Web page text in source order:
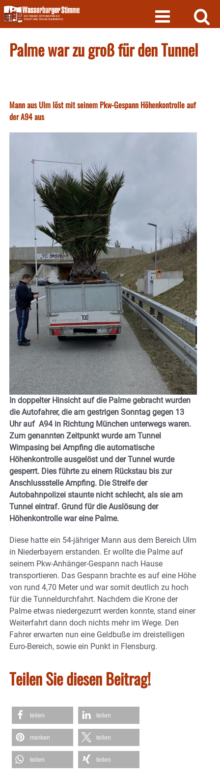
Skip
to
content
Palme war zu groß für den Tunnel
Mann aus Ulm löst mit seinem Pkw-Gespann Höhenkontrolle auf
der A94 aus
In doppelter Hinsicht auf die Palme gebracht wurden
die Autofahrer, die am gestrigen Sonntag gegen 13
Uhr auf A94 in Richtung München unterwegs waren.
Zum genannten Zeitpunkt wurde am Tunnel
Wimpasing bei Ampfing die automatische
Höhenkontrolle ausgelöst und der Tunnel wurde
gesperrt. Dies führte zu einem Rückstau bis zur
Anschlussstelle Ampfing. Die Streife der
Autobahnpolizei staunte nicht schlecht, als sie am
Tunnel eintraf. Grund für die Auslösung der
Höhenkontrolle war eine Palme.
Diese hatte ein 54-jähriger Mann aus dem Bereich Ulm
in Niederbayern erstanden. Er wollte die Palme auf
seinem Pkw-Anhänger-Gespann nach Hause
transportieren. Das Gespann brachte es auf eine Höhe
von rund 4,70 Meter und war somit deutlich zu hoch
für die Tunneldurchfahrt. Nachdem die Krone der
Palme etwas niedergezurrt werden konnte, stand einer
Weiterfahrt dann doch nichts mehr im Wege. Den
Fahrer erwarten nun eine Geldbuße im dreistelligen
Euro-Bereich, sowie ein Punkt in Flensburg.
Teilen Sie diesen Beitrag!
teilen teilen
merken teilen
teilen teilen